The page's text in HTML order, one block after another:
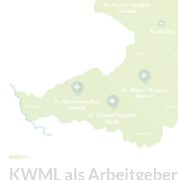
KWML als Arbeitgeber